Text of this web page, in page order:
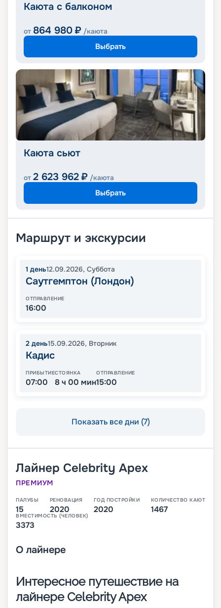
Каюта с балконом
от 864 980 ₽ /каюта
Выбрать
Каюта сьют
от 2 623 962 ₽ /каюта
Выбрать
Маршрут и экскурсии
1 день12.09.2026, Суббота
Саутгемптон (Лондон)
ОТПРАВЛЕНИЕ
16:00
2 день15.09.2026, Вторник
Кадис
ПРИБЫТИЕ
07:00
СТОЯНКА
8 ч 00 мин
ОТПРАВЛЕНИЕ
15:00
Показать все дни (7)
Лайнер Celebrity Apex
ПРЕМИУМ
ПАЛУБЫ
15
РЕНОВАЦИЯ
2020
ГОД ПОСТРОЙКИ
2020
КОЛИЧЕСТВО КАЮТ
1467
ВМЕСТИМОСТЬ (ЧЕЛОВЕК)
3373
О лайнере
Интересное путешествие на
лайнере Celebrity Apex